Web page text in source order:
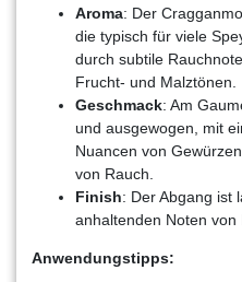
Aroma: Der
die typisch für viele
durch subtile
Frucht- und Malztönen.
Geschmack: Am
und ausgewogen, mit
Nuancen von
von Rauch.
Finish: Der Abgang ist
anhaltenden Noten von
Anwendungstipps: